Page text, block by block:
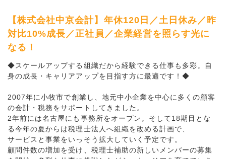
【株式会社中京会計】年休120日／土日休み／昨
対比10%成長／正社員／企業経営を照らす光に
なる！
◆スケールアップする組織だから経験できる仕事も多彩。自
身の成長・キャリアアップを目指す方に最適です！◆
2007年に小牧市で創業し、地元中小企業を中心に多くの顧客
の会計・税務をサポートしてきました。
2年前には名古屋にも事務所をオープン。そして18期目とな
る今年の夏からは税理士法人へ組織を改める計画で、
サービスと事業をいっそう拡大していく予定です。
顧問件数の増加を受け、税理士補助の新しいメンバーの募集